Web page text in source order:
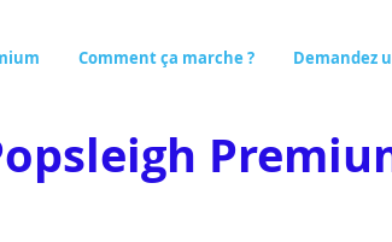
Comment ça marche ? Demandez